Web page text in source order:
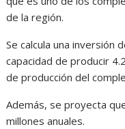
de la región.
Se calcula una inversión
capacidad de producir
de producción del
Además, se proyecta
millones anuales.